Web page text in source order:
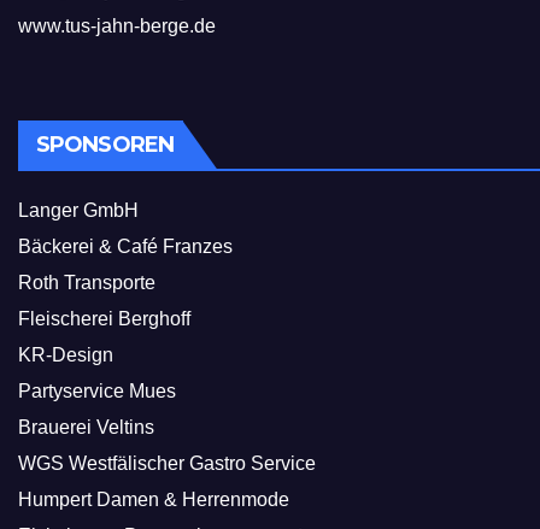
www.tus-jahn-berge.de
SPONSOREN
Langer GmbH
Bäckerei & Café Franzes
Roth Transporte
Fleischerei Berghoff
KR-Design
Partyservice Mues
Brauerei Veltins
WGS Westfälischer Gastro Service
Humpert Damen & Herrenmode